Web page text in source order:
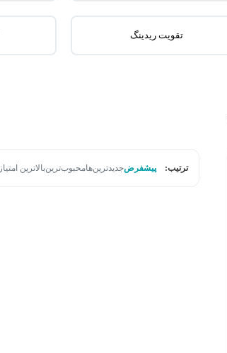
تقویت ریدینگ
ترتیب: پیشفرضجدیدترین‌هامحبوب‌ترینبالاترین امتیاز